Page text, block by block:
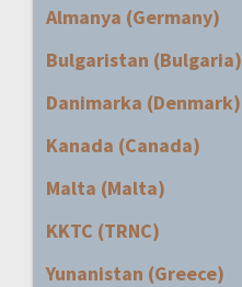
Almanya (Germany)
Bulgaristan (Bulgaria)
Danimarka (Denmark)
Kanada (Canada)
Malta (Malta)
KKTC (TRNC)
Yunanistan (Greece)